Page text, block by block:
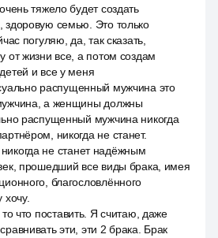
тяжело будет создать
здоровую семью. Это только
погуляю, да, так сказать,
от жизни все, а потом создам
и все у меня
распущенный мужчина это
а женщины должны
распущенный мужчина никогда
никогда не станет.
не станет надёжным
прошедший все виды брака, имея
благословлённого
что поставить. Я считаю, даже
эти, эти 2 брака. Брак